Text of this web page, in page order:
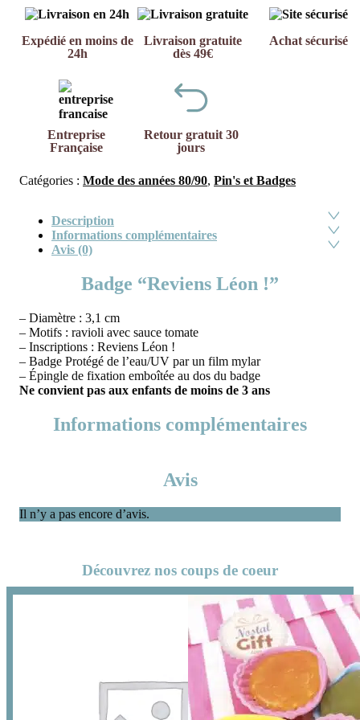
Expédié en moins de
24h
Livraison gratuite
dès 49€
Achat sécurisé
Entreprise
Française
Retour gratuit 30
jours
Catégories : Mode des années 80/90, Pin's et Badges
Description
Informations complémentaires
Avis (0)
Badge “Reviens Léon !”
– Diamètre : 3,1 cm
– Motifs : ravioli avec sauce tomate
– Inscriptions : Reviens Léon !
– Badge Protégé de l’eau/UV par un film mylar
– Épingle de fixation emboîtée au dos du badge
Ne convient pas aux enfants de moins de 3 ans
Informations complémentaires
Avis
Il n’y a pas encore d’avis.
Découvrez nos coups de coeur